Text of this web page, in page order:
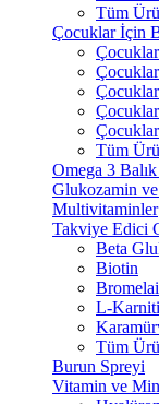
Tüm
Çocuklar İçin
Tüm
Omega 3 Balık
Glukozamin
Multivitaminler
Takviye Edici
Beta
Biotin
L-
Tüm
Burun Spreyi
Vitamin ve